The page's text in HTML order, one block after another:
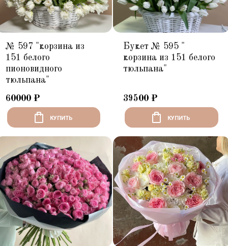
№ 597 "корзина из
151 белого
пионовидного
тюльпана"
60000 ₽
КУПИТЬ
Букет № 595 "
корзина из 151 белого
тюльпана"
39500 ₽
КУПИТЬ